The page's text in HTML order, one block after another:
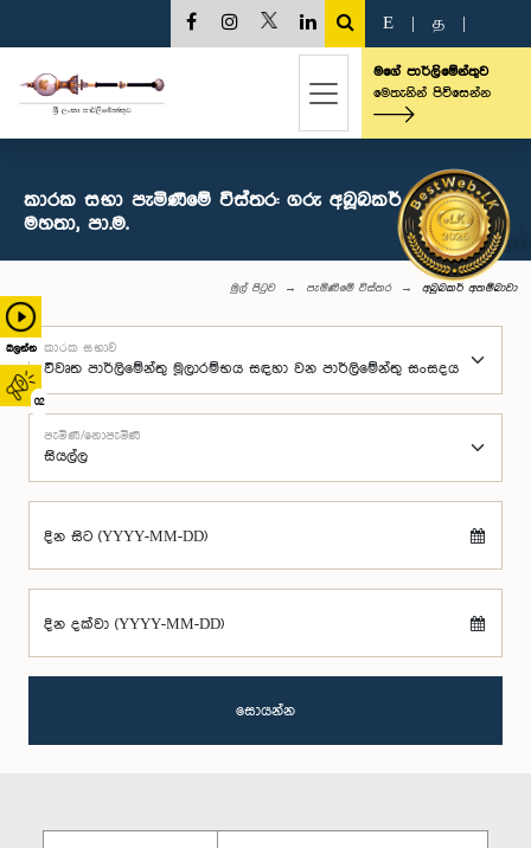
බලන්න
02
E த
මගේ පාර්ලිමේන්තුව
මෙතැනින් පිවිසෙන්න
කාරක සභා පැමිණීමේ විස්තර: ගරු අබූබකර් අතම්බාවා
මහතා, පා.ම.
මුල් පිටුව පැමිණීමේ විස්තර අබූබකර් අතම්බාවා
කාරක සභාව
පැමිණි/නොපැමිණි
දින සිට (YYYY-MM-DD)
දින දක්වා (YYYY-MM-DD)
සොයන්න